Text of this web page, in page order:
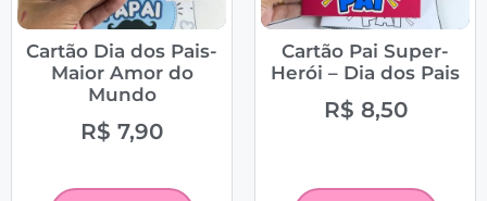
Cartão Dia dos Pais-
Maior Amor do
Mundo
R$ 7,90
Cartão Pai Super-
Herói – Dia dos Pais
R$ 8,50